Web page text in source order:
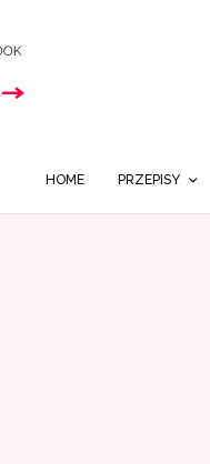
HOME PRZEPISY